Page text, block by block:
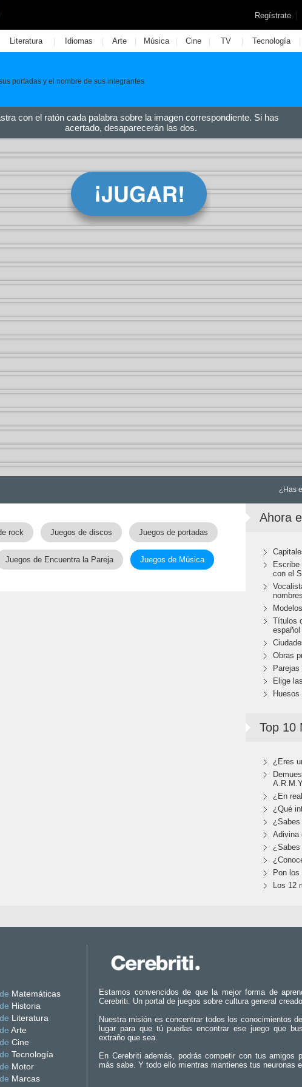
Regístrate |
Literatura | Idiomas | Arte | Música | Cine | TV | Tecnología |
portadas y el nombre de sus integrantes
con el ratón cada palabra sobre la imagen correspondiente. Si has
acertado, desaparecerán las dos.
¿Has
rock Juegos de discos Juegos de portadas
Juegos de Encuentra la Pareja Juegos de Música
Ahora
con el
nombres
Títulos
español
Obras
Elige
Top 10
¿Eres
A.R.M.Y
¿En
¿Qué
¿Sabes
Adivina
¿Sabes
Pon los
Los 12
Matemáticas
Historia
Literatura
Arte
Cine
Tecnología
Motor
Marcas
Estamos convencidos de que la mejor forma de
Cerebriti. Un portal de juegos sobre cultura general
Nuestra misión es concentrar todos los conocimientos
lugar para que tú puedas encontrar ese juego que
extraño que sea.
En Cerebriti además, podrás competir con tus amigos
más sabe. Y todo ello mientras mantienes tus neuronas